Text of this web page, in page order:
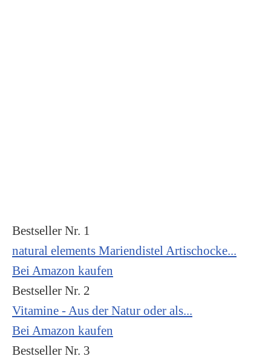
Bestseller Nr. 1
natural elements Mariendistel Artischocke...
Bei Amazon kaufen
Bestseller Nr. 2
Vitamine - Aus der Natur oder als...
Bei Amazon kaufen
Bestseller Nr. 3